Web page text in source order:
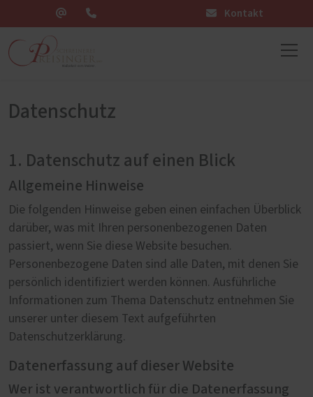
Kontakt
Datenschutz
1. Datenschutz auf einen Blick
Allgemeine Hinweise
Die folgenden Hinweise geben einen einfachen Überblick
darüber, was mit Ihren personenbezogenen Daten
passiert, wenn Sie diese Website besuchen.
Personenbezogene Daten sind alle Daten, mit denen Sie
persönlich identifiziert werden können. Ausführliche
Informationen zum Thema Datenschutz entnehmen Sie
unserer unter diesem Text aufgeführten
Datenschutzerklärung.
Datenerfassung auf dieser Website
Wer ist verantwortlich für die Datenerfassung